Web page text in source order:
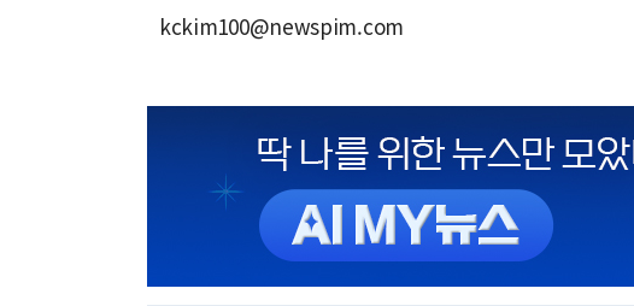
kckim100@newspim.com